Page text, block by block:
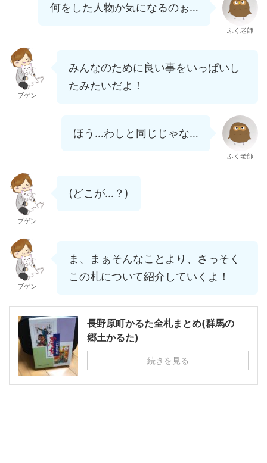
何をした人物か気になるのぉ…
ふく老師
ブゲン
みんなのために良い事をいっぱいし
たみたいだよ！
ほう…わしと同じじゃな…
ふく老師
ブゲン
(どこが…？)
ブゲン
ま、まぁそんなことより、さっそく
この札について紹介していくよ！
長野原町かるた全札まとめ(群馬の
郷土かるた)
続きを見る